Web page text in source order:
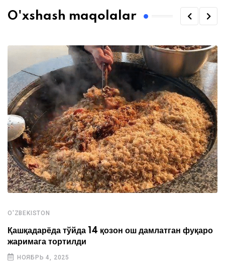
O'xshash maqolalar
O'ZBEKISTON
Қашқадарёда тўйда 14 қозон ош дамлатган фуқаро
жаримага тортилди
НОЯБРЬ 4, 2025